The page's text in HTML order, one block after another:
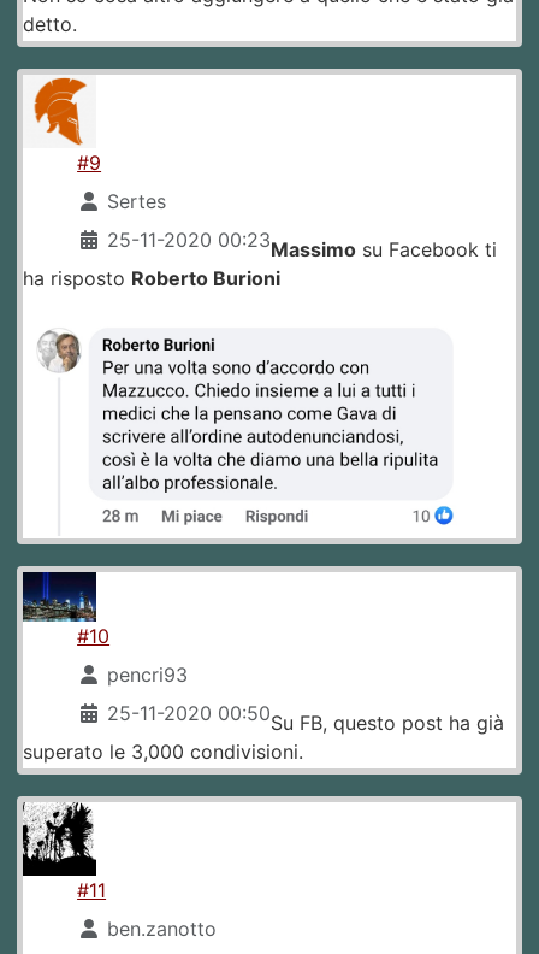
detto.
#9
Sertes
25-11-2020 00:23Massimo su Facebook ti
ha risposto Roberto Burioni
#10
pencri93
25-11-2020 00:50Su FB, questo post ha già
superato le 3,000 condivisioni.
#11
ben.zanotto